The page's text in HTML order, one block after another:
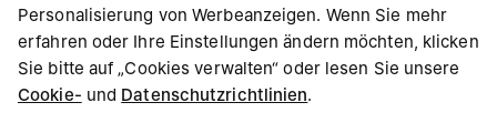
Maison Margiela ist Mitglied von OTB
Offenbar sind Sie in United States. Möchten Sie Ihren
Aufenthaltsort berichtigen?
Personalisierung von Werbeanzeigen. Wenn Sie mehr
erfahren oder Ihre Einstellungen ändern möchten, klicken
Sie bitte auf „Cookies verwalten“ oder lesen Sie unsere
Cookie- und Datenschutzrichtlinien.